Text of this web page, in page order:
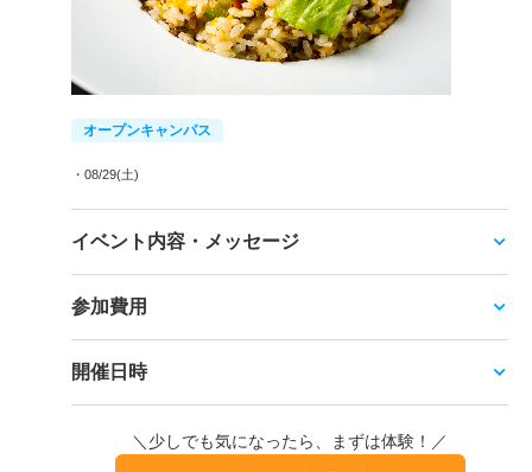
オープンキャンパス
・08/29(土)
イベント内容・メッセージ
参加費用
開催日時
＼少しでも気になったら、まずは体験！／